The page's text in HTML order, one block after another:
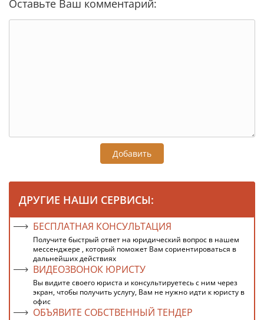
Оставьте Ваш комментарий:
Добавить
ДРУГИЕ НАШИ СЕРВИСЫ:
БЕСПЛАТНАЯ КОНСУЛЬТАЦИЯ
Получите быстрый ответ на юридический вопрос в нашем
мессенджере , который поможет Вам сориентироваться в
дальнейших действиях
ВИДЕОЗВОНОК ЮРИСТУ
Вы видите своего юриста и консультируетесь с ним через
экран, чтобы получить услугу, Вам не нужно идти к юристу в
офис
ОБЪЯВИТЕ СОБСТВЕННЫЙ ТЕНДЕР